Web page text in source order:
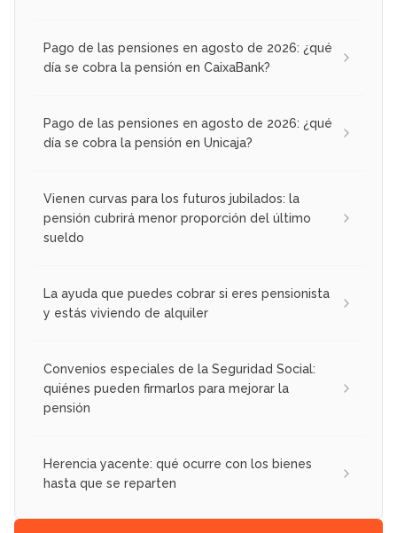
Pago de las pensiones en agosto de 2026: ¿qué
día se cobra la pensión en CaixaBank?
Pago de las pensiones en agosto de 2026: ¿qué
día se cobra la pensión en Unicaja?
Vienen curvas para los futuros jubilados: la
pensión cubrirá menor proporción del último
sueldo
La ayuda que puedes cobrar si eres pensionista
y estás viviendo de alquiler
Convenios especiales de la Seguridad Social:
quiénes pueden firmarlos para mejorar la
pensión
Herencia yacente: qué ocurre con los bienes
hasta que se reparten